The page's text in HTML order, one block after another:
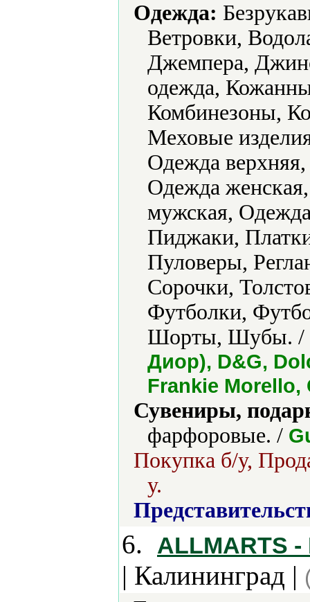
Одежда:
Ветровки,
Джемпера,
одежда,
Комбинезоны,
Меховые
Одежда
Одежда
мужская,
Пиджаки,
Пуловеры,
Сорочки,
Футболки,
Шорты, Шубы. /
Диор), D&G,
Frankie
Сувениры,
фарфоровые. /
Покупка б/у,
у.
6. ALLMARTS
| Калининград |